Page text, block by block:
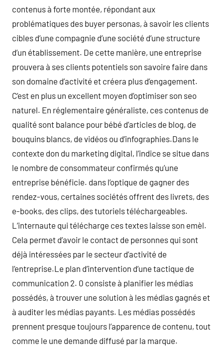
contenus à forte montée, répondant aux
problématiques des buyer personas, à savoir les clients
cibles d’une compagnie d’une société d’une structure
d’un établissement. De cette manière, une entreprise
prouvera à ses clients potentiels son savoire faire dans
son domaine d’activité et créera plus d’engagement.
C’est en plus un excellent moyen d’optimiser son seo
naturel. En réglementaire généraliste, ces contenus de
qualité sont balance pour bébé d’articles de blog, de
bouquins blancs, de vidéos ou d’infographies.Dans le
contexte don du marketing digital, l’indice se situe dans
le nombre de consommateur confirmés qu’une
entreprise bénéficie. dans l’optique de gagner des
rendez-vous, certaines sociétés offrent des livrets, des
e-books, des clips, des tutoriels téléchargeables.
L’internaute qui télécharge ces textes laisse son emèl.
Cela permet d’avoir le contact de personnes qui sont
déjà intéressées par le secteur d’activité de
l’entreprise.Le plan d’intervention d’une tactique de
communication 2. 0 consiste à planifier les médias
possédés, à trouver une solution à les médias gagnés et
à auditer les médias payants. Les médias possédés
prennent presque toujours l’apparence de contenu, tout
comme le une demande diffusé par la marque.